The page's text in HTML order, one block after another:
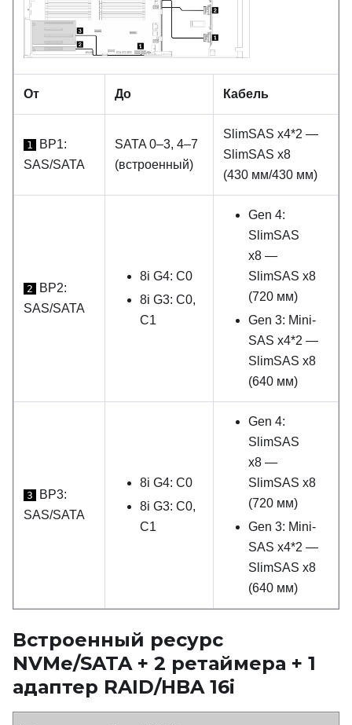
От До Кабель
1
BP1:
SAS/SATA
SATA 0–3, 4–7
(встроенный)
SlimSAS x4*2 —
SlimSAS x8
(430 мм/430 мм)
2
BP2:
SAS/SATA
8i G4: C0
8i G3: C0,
C1
Gen 4:
SlimSAS
x8 —
SlimSAS x8
(720 мм)
Gen 3: Mini-
SAS x4*2 —
SlimSAS x8
(640 мм)
3
BP3:
SAS/SATA
8i G4: C0
8i G3: C0,
C1
Gen 4:
SlimSAS
x8 —
SlimSAS x8
(720 мм)
Gen 3: Mini-
SAS x4*2 —
SlimSAS x8
(640 мм)
Встроенный ресурс
NVMe/SATA + 2 ретаймера + 1
адаптер RAID/HBA 16i